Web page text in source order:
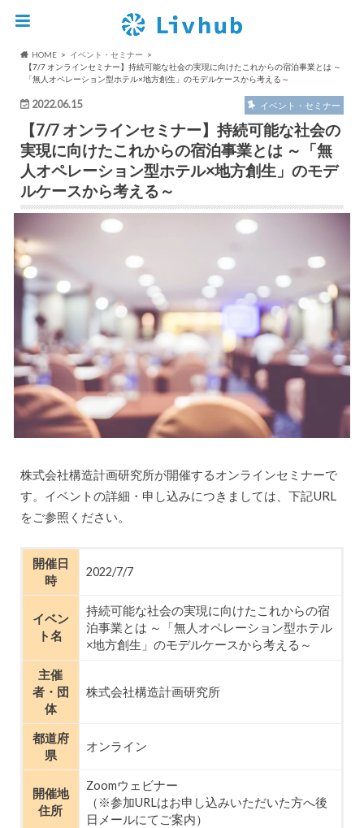
HOME
イベント・セミナー
【7/7 オンラインセミナー】持続可能な社会の実現に向けたこれからの宿泊事業とは ～
「無人オペレーション型ホテル×地方創生」のモデルケースから考える～
2022.06.15 イベント・セミナー
【7/7 オンラインセミナー】持続可能な社会の
実現に向けたこれからの宿泊事業とは ～「無
人オペレーション型ホテル×地方創生」のモデ
ルケースから考える～
株式会社構造計画研究所が開催するオンラインセミナーで
す。イベントの詳細・申し込みにつきましては、下記URL
をご参照ください。
開催日
時
2022/7/7
イベン
ト名
持続可能な社会の実現に向けたこれからの宿
泊事業とは ～「無人オペレーション型ホテル
×地方創生」のモデルケースから考える～
主催
者・団
体
株式会社構造計画研究所
都道府
県
オンライン
開催地
住所
Zoomウェビナー
（※参加URLはお申し込みいただいた方へ後
日メールにてご案内）